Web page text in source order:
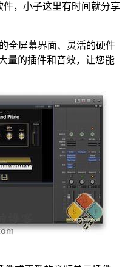
，小子这里有时间就分享
全屏幕界面、灵活的硬件
量的插件和音效，让您能